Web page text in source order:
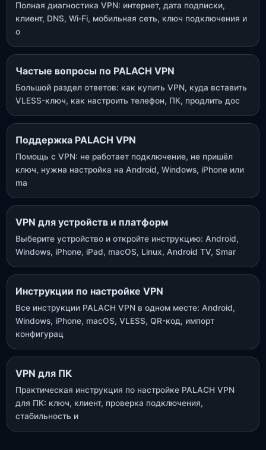
Полная диагностика VPN: интернет, дата подписки,
клиент, DNS, Wi‑Fi, мобильная сеть, ключ подключения и
о
Частые вопросы по PALACH VPN
Большой раздел ответов: как купить VPN, куда вставить
VLESS-ключ, как настроить телефон, ПК, продлить дос
Поддержка PALACH VPN
Помощь с VPN: не работает подключение, не пришёл
ключ, нужна настройка на Android, Windows, iPhone или
ma
VPN для устройств и платформ
Выберите устройство и откройте инструкцию: Android,
Windows, iPhone, iPad, macOS, Linux, Android TV, Smar
Инструкции по настройке VPN
Все инструкции PALACH VPN в одном месте: Android,
Windows, iPhone, macOS, VLESS, QR-код, импорт
конфигурац
VPN для ПК
Практическая инструкция по настройке PALACH VPN
для ПК: ключ, клиент, проверка подключения,
стабильность и